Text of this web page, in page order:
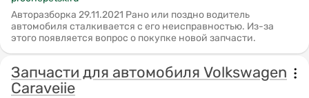
Авторазборка 29.11.2021 Рано или поздно водитель
автомобиля сталкивается с его неисправностью. Из-за
этого появляется вопрос о покупке новой запчасти.
Запчасти для автомобиля Volkswagen
Caraveiie